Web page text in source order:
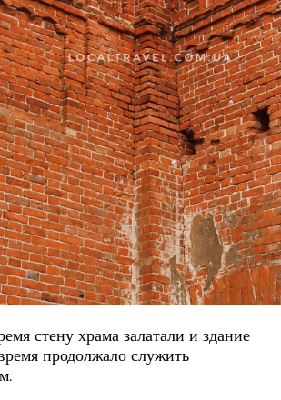
стену храма залатали и здание
продолжало служить